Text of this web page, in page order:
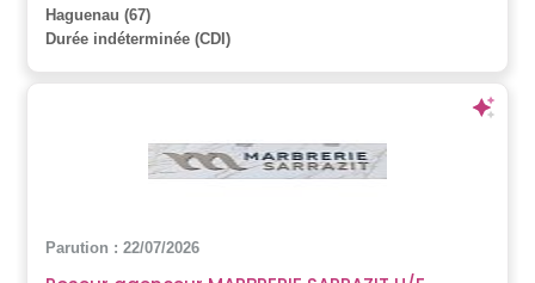
Haguenau (67)
Durée indéterminée (CDI)
Parution : 22/07/2026